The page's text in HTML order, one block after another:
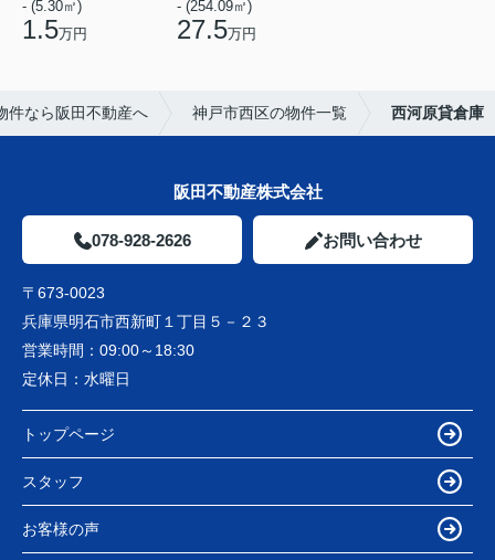
- (5.30㎡)
1.5万円
- (254.09㎡)
27.5万円
件なら阪田不動産へ 神戸市西区の物件一覧 西河原貸倉庫
阪田不動産株式会社
078-928-2626 お問い合わせ
〒673-0023
兵庫県明石市西新町１丁目５－２３
営業時間： 09:00～18:30
定休日： 水曜日
トップページ
スタッフ
お客様の声